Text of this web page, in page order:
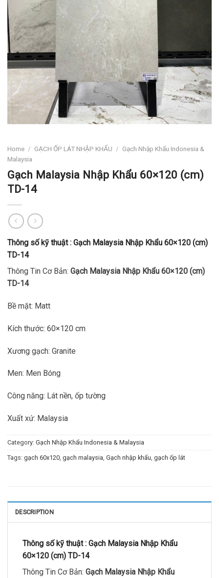
Home / GẠCH ỐP LÁT NHẬP KHẨU / Gạch Nhập Khẩu Indonesia &
Malaysia
Gạch Malaysia Nhập Khẩu 60×120 (cm)
TD-14
Thông số kỹ thuật : Gạch Malaysia Nhập Khẩu 60×120 (cm)
TD-14
Thông Tin Cơ Bản: Gạch Malaysia Nhập Khẩu 60×120 (cm)
TD-14
Bề mặt: Matt
Kích thước: 60×120 cm
Xương gạch: Granite
Men: Men Bóng
Công năng: Lát nền, ốp tường
Xuất xứ: Malaysia
Category: Gạch Nhập Khẩu Indonesia & Malaysia
Tags: gạch 60x120 gạch malaysia Gạch nhập khẩu gạch ốp lát
DESCRIPTION
Thông số kỹ thuật : Gạch Malaysia Nhập Khẩu
60×120 (cm) TD-14
Thông Tin Cơ Bản: Gạch Malaysia Nhập Khẩu